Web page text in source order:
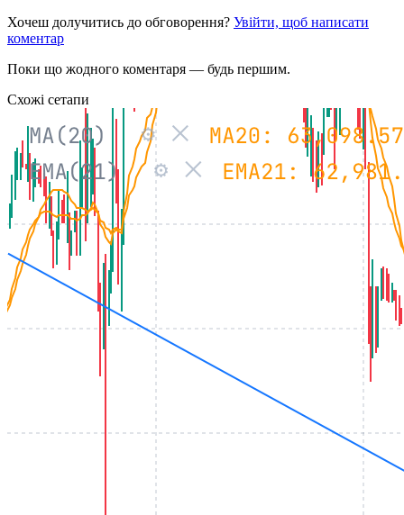
Хочеш долучитись до обговорення? Увійти, щоб написати
коментар
Поки що жодного коментаря — будь першим.
Схожі сетапи